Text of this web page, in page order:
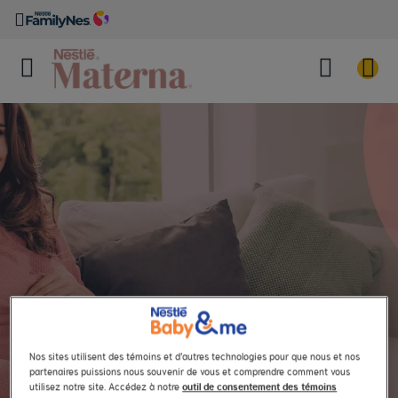
Nos sites utilisent des témoins et d’autres technologies pour que nous et nos
partenaires puissions nous souvenir de vous et comprendre comment vous
utilisez notre site. Accédez à notreoutil de consentement des témoins